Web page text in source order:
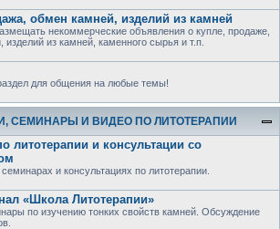
обмен камней, изделий из камней
некоммерческие объявления о купле, продаже,
изделий из камней, каменного сырья и т.п.
для общения на любые темы!
СЕМИНАРЫ И ВИДЕО ПО ЛИТОТЕРАПИИ
литотерапии и консультации со
и консультациях по литотерапии.
«Школа Литотерапии»
по изучению тонких свойств камней. Обсуждение